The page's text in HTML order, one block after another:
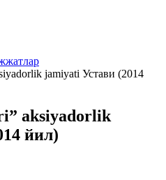
jamiyati Устави (2014
aksiyadorlik
йил)